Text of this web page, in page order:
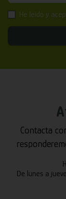
He leído y
Contacta
De lunes a